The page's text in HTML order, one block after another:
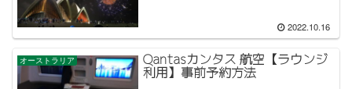
2022.10.16
オーストラリア Qantasカンタス 航空【ラウンジ
利用】事前予約方法